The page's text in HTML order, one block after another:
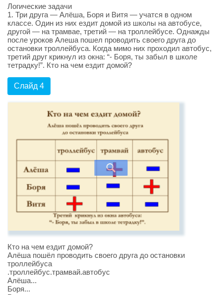
Логические задачи
1. Три друга — Алёша, Боря и Витя — учатся в одном
классе. Один из них ездит домой из школы на автобусе,
другой — на трамвае, третий — на троллейбусе. Однажды
после уроков Алеша пошел проводить своего друга до
остановки троллейбуса. Когда мимо них проходил автобус,
третий друг крикнул из окна: “- Боря, ты забыл в школе
тетрадку!”. Кто на чем ездит домой?
Слайд 4
Кто на чем ездит домой?
Алёша пошёл проводить своего друга до остановки
троллейбуса
.троллейбус.трамвай.автобус
Алёша...
Боря...